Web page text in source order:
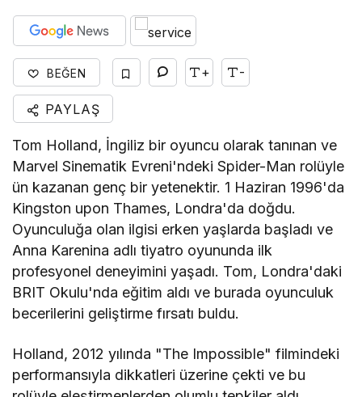
BEĞEN + -
PAYLAŞ
Tom Holland, İngiliz bir oyuncu olarak tanınan ve
Marvel Sinematik Evreni'ndeki Spider-Man rolüyle
ün kazanan genç bir yetenektir. 1 Haziran 1996'da
Kingston upon Thames, Londra'da doğdu.
Oyunculuğa olan ilgisi erken yaşlarda başladı ve
Anna Karenina adlı tiyatro oyununda ilk
profesyonel deneyimini yaşadı. Tom, Londra'daki
BRIT Okulu'nda eğitim aldı ve burada oyunculuk
becerilerini geliştirme fırsatı buldu.
Holland, 2012 yılında "The Impossible" filmindeki
performansıyla dikkatleri üzerine çekti ve bu